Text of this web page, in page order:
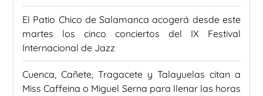
El Patio Chico de Salamanca acogerá desde este
martes los cinco conciertos del IX Festival
Internacional de Jazz
Cuenca, Cañete, Tragacete y Talayuelas citan a
Miss Caffeina o Miguel Serna para llenar las horas